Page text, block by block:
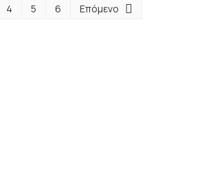
4 5 6 Επόμενο